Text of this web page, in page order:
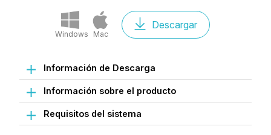
Windows Mac
Descargar
Información de Descarga
Información sobre el producto
Requisitos del sistema